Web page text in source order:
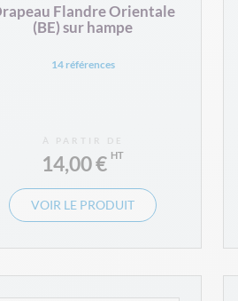
Flandre Orientale
(BE) sur hampe
14 références
À PARTIR DE
14,00 €
VOIR LE PRODUIT